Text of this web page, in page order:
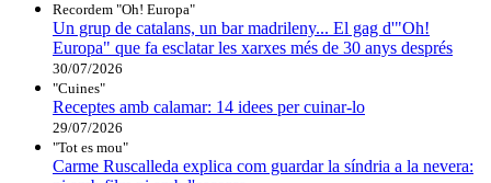
Recordem "Oh! Europa"
Un grup de catalans, un bar madrileny... El gag d'"Oh!
Europa" que fa esclatar les xarxes més de 30 anys després
30/07/2026
"Cuines"
Receptes amb calamar: 14 idees per cuinar-lo
29/07/2026
"Tot es mou"
Carme Ruscalleda explica com guardar la síndria a la nevera: